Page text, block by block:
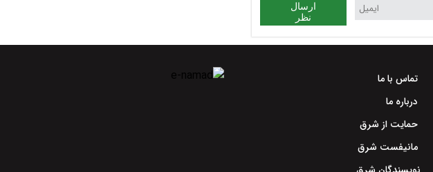
ارسال
نظر
تماس با ما
درباره ما
حمایت از شرق
مانیفست شرق